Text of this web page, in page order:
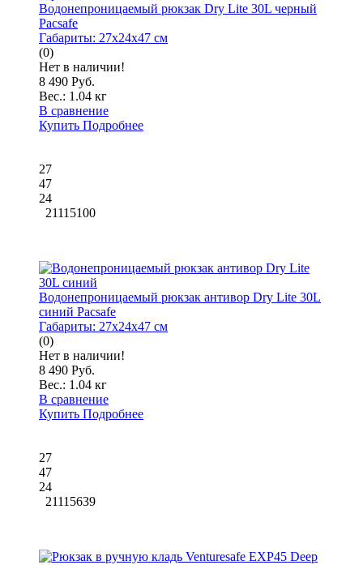
Водонепроницаемый рюкзак Dry Lite 30L черный
Pacsafe
Габариты: 27x24x47 см
(0)
Нет в наличии!
8 490 Руб.
Вес.: 1.04 кг
В сравнение
Купить Подробнее
27
47
24
21115100
Водонепроницаемый рюкзак антивор Dry Lite 30L
синий Pacsafe
Габариты: 27x24x47 см
(0)
Нет в наличии!
8 490 Руб.
Вес.: 1.04 кг
В сравнение
Купить Подробнее
27
47
24
21115639